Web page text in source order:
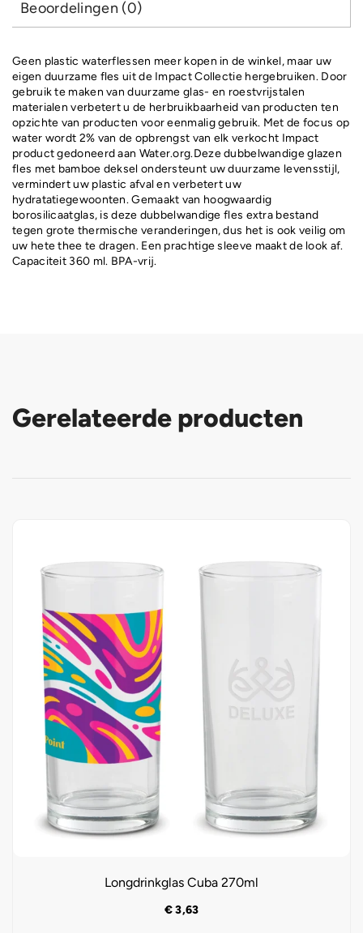
Beoordelingen (0)
Geen plastic waterflessen meer kopen in de winkel, maar uw
eigen duurzame fles uit de Impact Collectie hergebruiken. Door
gebruik te maken van duurzame glas- en roestvrijstalen
materialen verbetert u de herbruikbaarheid van producten ten
opzichte van producten voor eenmalig gebruik. Met de focus op
water wordt 2% van de opbrengst van elk verkocht Impact
product gedoneerd aan Water.org.Deze dubbelwandige glazen
fles met bamboe deksel ondersteunt uw duurzame levensstijl,
vermindert uw plastic afval en verbetert uw
hydratatiegewoonten. Gemaakt van hoogwaardig
borosilicaatglas, is deze dubbelwandige fles extra bestand
tegen grote thermische veranderingen, dus het is ook veilig om
uw hete thee te dragen. Een prachtige sleeve maakt de look af.
Capaciteit 360 ml. BPA-vrij.
Gerelateerde producten
Longdrinkglas Cuba 270ml
€3,63